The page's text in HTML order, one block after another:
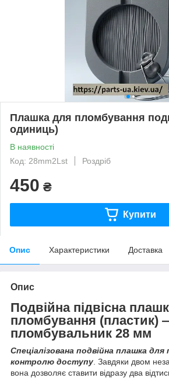
Плашка для пломбування
одиниць)
В наявності
Код: 28mm2Lst
Роздріб
450 ₴
Купити
Опис Характеристики Доставка
Опис
Подвійна підвісна
пломбування (пластик)
пломбувальник 28 мм
Спеціалізована подвійна плашка для
контролю доступу . Завдяки двом
вона дозволяє ставити відразу два